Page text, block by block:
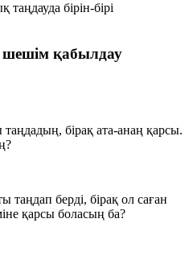
бірін-бірі
қабылдау
бірақ ата-анаң қарсы.
таңдап берді, бірақ ол саған
қарсы боласың ба?